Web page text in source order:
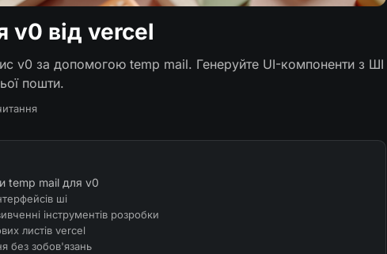
v0 від vercel
v0 за допомогою temp mail. Генеруйте UI-компоненти з ШІ
пошти.
temp mail для v0
шi
інструментів розробки
листів vercel
без зобов'язань